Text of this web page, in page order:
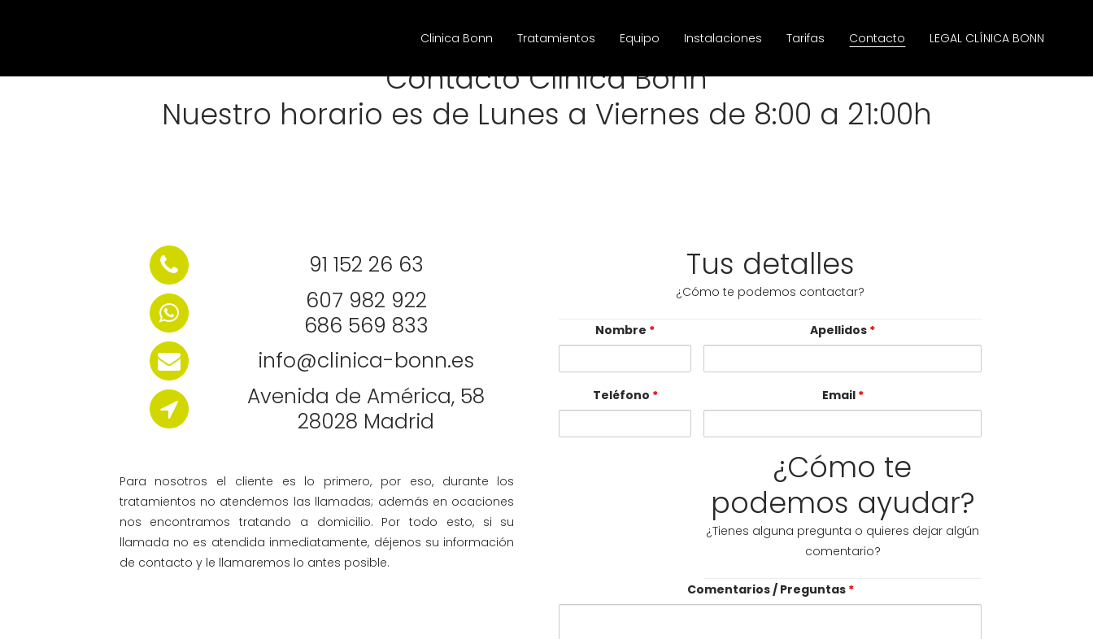
Clinica Bonn Tratamientos Equipo Instalaciones Tarifas Contacto LEGAL CLÍNICA BONN
Contacto Clínica Bonn
Nuestro horario es de Lunes a Viernes de 8:00 a 21:00h
91 152 26 63
607 982 922
686 569 833
info@clinica-bonn.es
Avenida de América, 58
28028 Madrid
Para nosotros el cliente es lo primero, por eso, durante los
tratamientos no atendemos las llamadas; además en ocaciones
nos encontramos tratando a domicilio. Por todo esto, si su
llamada no es atendida inmediatamente, déjenos su información
de contacto y le llamaremos lo antes posible.
Tus detalles
¿Cómo te podemos contactar?
Nombre *
Teléfono *
Apellidos *
Email *
¿Cómo te
podemos ayudar?
¿Tienes alguna pregunta o quieres dejar algún
comentario?
Comentarios / Preguntas *